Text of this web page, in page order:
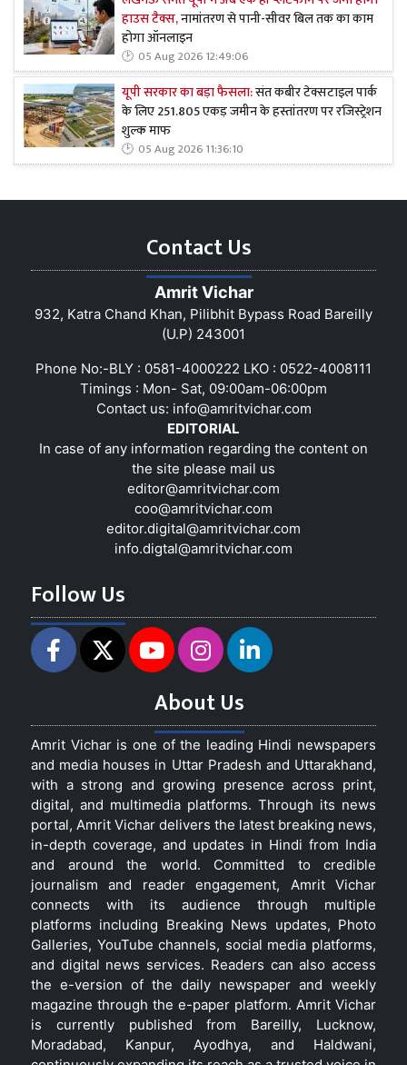
हाउस टैक्स,नामांतरण से पानी-सीवर बिल तक का काम
होगा ऑनलाइन
05 Aug 2026 12:49:06
यूपी सरकार का बड़ा फैसला:संत कबीर टेक्सटाइल पार्क
के लिए 251.805 एकड़ जमीन के हस्तांतरण पर रजिस्ट्रेशन
शुल्क माफ
05 Aug 2026 11:36:10
Contact Us
Amrit Vichar
932, Katra Chand Khan, Pilibhit Bypass Road Bareilly
(U.P) 243001
Phone No:-BLY : 0581-4000222 LKO : 0522-4008111
Timings : Mon- Sat, 09:00am-06:00pm
Contact us: info@amritvichar.com
EDITORIAL
In case of any information regarding the content on
the site please mail us
editor@amritvichar.com
coo@amritvichar.com
editor.digital@amritvichar.com
info.digtal@amritvichar.com
Follow Us
About Us
Amrit Vichar is one of the leading Hindi newspapers
and media houses in Uttar Pradesh and Uttarakhand,
with a strong and growing presence across print,
digital, and multimedia platforms. Through its news
portal, Amrit Vichar delivers the latest breaking news,
in-depth coverage, and updates in Hindi from India
and around the world. Committed to credible
journalism and reader engagement, Amrit Vichar
connects with its audience through multiple
platforms including Breaking News updates, Photo
Galleries, YouTube channels, social media platforms,
and digital news services. Readers can also access
the e-version of the daily newspaper and weekly
magazine through the e-paper platform. Amrit Vichar
is currently published from Bareilly, Lucknow,
Moradabad, Kanpur, Ayodhya, and Haldwani,